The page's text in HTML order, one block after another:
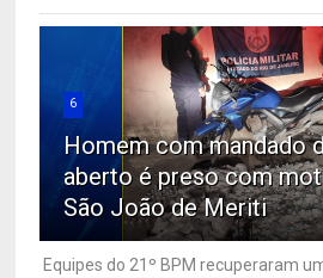
6
Homem com mandado
aberto é preso com
São João de Meriti
Equipes do 21º BPM recuperaram